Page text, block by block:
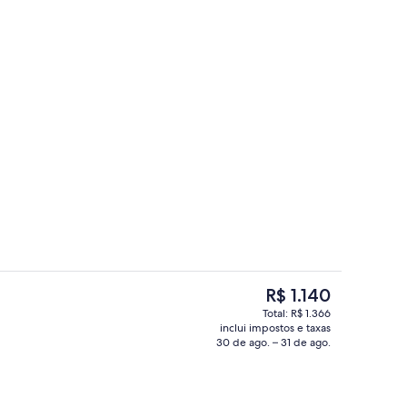
1 cama King e sofá-cama (Deluxe) | Roupas de cama premium, cofres
Bar (na propriedade)
O
preço
atual
é
R$ 1.140
Total: R$ 1.366
inclui impostos e taxas
30 de ago. – 31 de ago.